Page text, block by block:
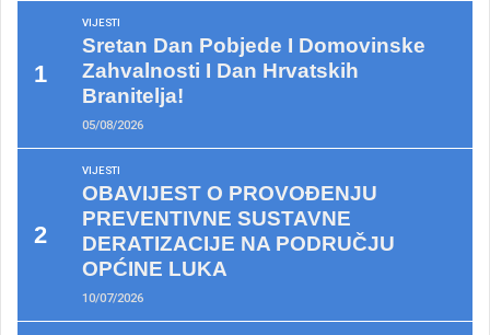
VIJESTI
Sretan Dan Pobjede I Domovinske
Zahvalnosti I Dan Hrvatskih
Branitelja!
05/08/2026
VIJESTI
OBAVIJEST O PROVOĐENJU
PREVENTIVNE SUSTAVNE
DERATIZACIJE NA PODRUČJU
OPĆINE LUKA
10/07/2026